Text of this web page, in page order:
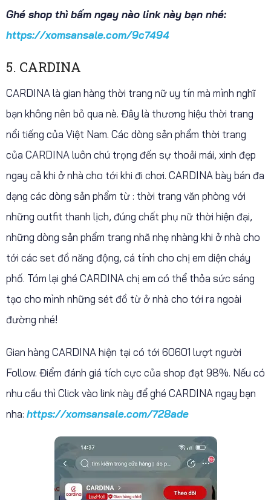
Ghé shop thì bấm ngay nào link này bạn nhé:
https://xomsansale.com/9c7494
5. CARDINA
CARDINA là gian hàng thời trang nữ uy tín mà mình nghĩ
bạn không nên bỏ qua nè. Đây là thương hiệu thời trang
nổi tiếng của Việt Nam. Các dòng sản phẩm thời trang
của CARDINA luôn chú trọng đến sự thoải mái, xinh đẹp
ngay cả khi ở nhà cho tới khi đi chơi. CARDINA bày bán đa
dạng các dòng sản phẩm từ : thời trang văn phòng với
những outfit thanh lịch, đúng chất phụ nữ thời hiện đại,
những dòng sản phẩm trang nhã nhẹ nhàng khi ở nhà cho
tới các set đồ năng động, cá tính cho chị em diện cháy
phố. Tóm lại ghé CARDINA chị em có thể thỏa sức sáng
tạo cho mình những sét đồ từ ở nhà cho tới ra ngoài
đường nhé!
Gian hàng CARDINA hiện tại có tới 60601 lượt người
Follow. Điểm đánh giá tích cực của shop đạt 98%. Nếu có
nhu cầu thì Click vào link này để ghé CARDINA ngay bạn
nha: https://xomsansale.com/728ade